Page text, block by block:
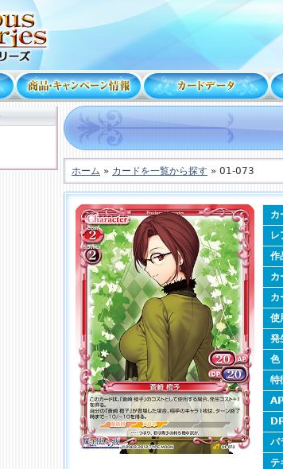
ホーム » カードを一覧から探す » 01-073
カ
レ
作
カ
カ
使
発
色
特
パ
テ